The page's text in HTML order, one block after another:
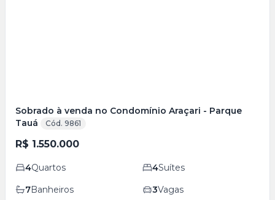
Sobrado à venda no Condomínio Araçari - Parque
Tauá
Cód. 9861
R$ 1.550.000
4Quartos 4Suítes
7Banheiros 3Vagas